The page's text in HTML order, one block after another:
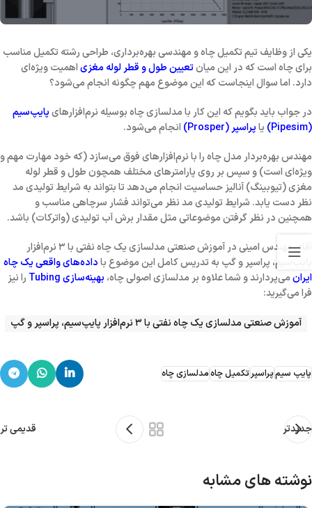
یکی از وظایف تیم تکمیل چاه و مهندسی بهره‌برداری، طراحی رشته تکمیل مناسب
برای چاه است که در این میانتعیین طول و قطر لوله مغزیاهمیت ویژه‌ای
دارد. اما سوال اینجاست که این موضوع مهم چگونه انجام می‌شود؟
در جواب باید بگویم که این کار با مدلسازی چاه بوسیله نرم‌افزارهایپایپ‌سیم
(Pipesim)
یاپراسپر (Prosper)
انجام می‌شود.
مهندس بهره‌بردار مدل چاه را با نرم‌افزارهای فوق می‌سازد (که خود مهارت مهم و
ویژه‌ای است) و سپس بر روی پارامترهای مختلف همچون طول و قطر لوله
مغزی (تیوبینگ) آنالیز حساسیت انجام می‌دهد تا بتواند به شرایط تولیدی مد
نظر دست یابد. شرایط تولیدی مد نظر می‌تواند فشار سرچاهی مناسب و
همچنین در نظر گرفتن موضوعاتی مثل مقدار برش آب تولیدی (واترکات) باشد.
آقای مهندس امینی در آموزش صنعتی مدلسازی یک چاه نفتی با ۳ نرم‌افزار
پایپ‌سیم، پراسپر و گپ به تدریس کامل این موضوع باداده‌های واقعی یک چاه
ایرانمی‌پردارند و شما علاوه بر مدلسازی اصولی چاه، بهینه‌سازی Tubing
را نیز
فرا می‌گیرید:
آموزش صنعتی مدلسازی یک چاه نفتی با ۳ نرم‌افزار پایپ‌سیم، پراسپر و گپ
پایپ سیمپراسپرتکمیل چاهمدلسازی چاه
جدیدتر قدیمی تر
نوشته های مشابه